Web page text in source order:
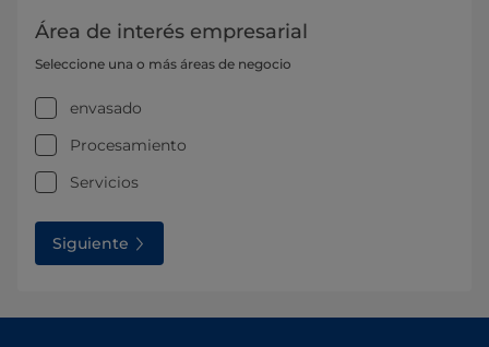
Área de interés empresarial
Seleccione una o más áreas de negocio
envasado
Procesamiento
Servicios
Siguiente